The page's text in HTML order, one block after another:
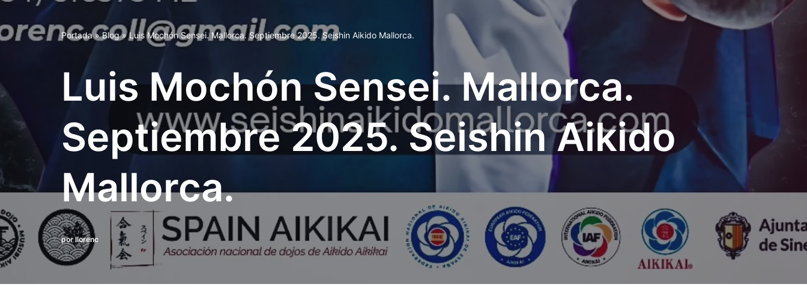
Portada»Blog»Luis Mochón Sensei. Mallorca. Septiembre 2025. Seishin Aikido Mallorca.
Luis Mochón Sensei. Mallorca.
Septiembre 2025. Seishin Aikido
Mallorca.
porllorenc